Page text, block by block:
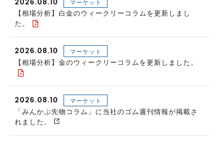
マーケット
【相場分析】白金のウィークリーコラムを更新しまし
た。
2026.08.10 マーケット
【相場分析】金のウィークリーコラムを更新しました。
2026.08.10 マーケット
「みんかぶ先物コラム」に当社のゴム週刊情報が掲載さ
れました。